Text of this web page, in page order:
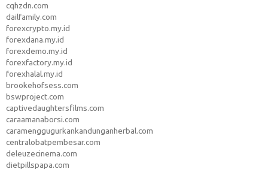
cqhzdn.com
dailfamily.com
forexcrypto.my.id
forexdana.my.id
forexdemo.my.id
forexfactory.my.id
forexhalal.my.id
brookehofsess.com
bswproject.com
captivedaughtersfilms.com
caraamanaborsi.com
caramenggugurkankandunganherbal.com
centralobatpembesar.com
deleuzecinema.com
dietpillspapa.com